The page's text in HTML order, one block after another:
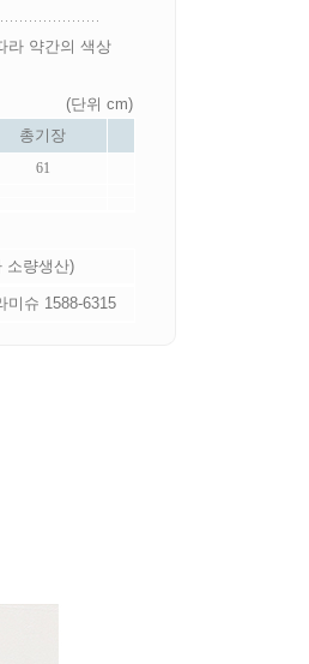
라 약간의 색상
(단위 cm)
총기장
61
소량생산)
미슈 1588-6315